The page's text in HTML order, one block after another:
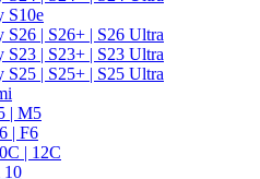
S10e
S26 | S26+ | S26 Ultra
S23 | S23+ | S23 Ultra
S25 | S25+ | S25 Ultra
| M5
| F6
| 12C
10